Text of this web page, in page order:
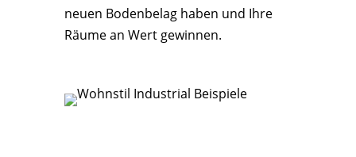
neuen Bodenbelag haben und Ihre
Räume an Wert gewinnen.